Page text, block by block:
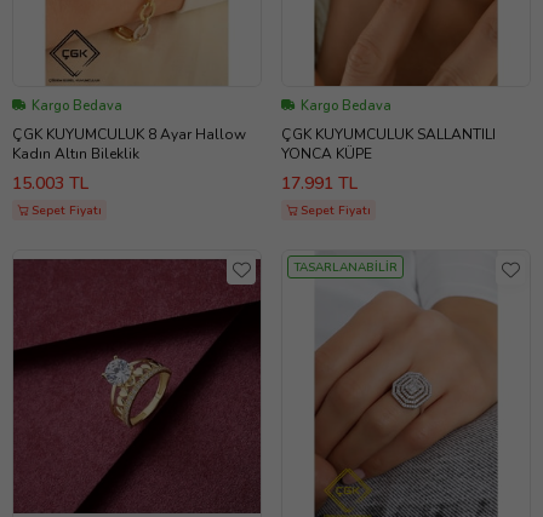
Kargo Bedava
ÇGK KUYUMCULUK 8 Ayar Hallow
Kadın Altın Bileklik
15.003 TL
Sepet Fiyatı
Kargo Bedava
ÇGK KUYUMCULUK SALLANTILI
YONCA KÜPE
17.991 TL
Sepet Fiyatı
TASARLANABİLİR